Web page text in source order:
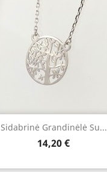
Sidabrinė Grandinėlė Su...
Kaina
14,20 €